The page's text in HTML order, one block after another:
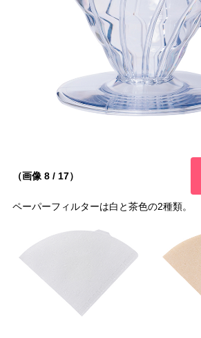
（画像 8 / 17）
ペーパーフィルターは白と茶色の2種類。